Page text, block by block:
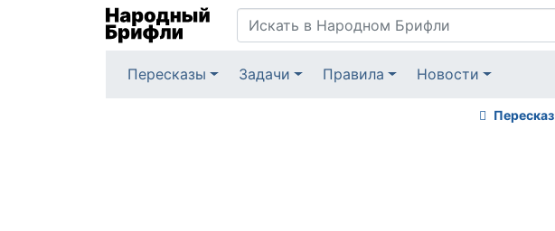
Пересказы Задачи Правила Новости
Пересказ